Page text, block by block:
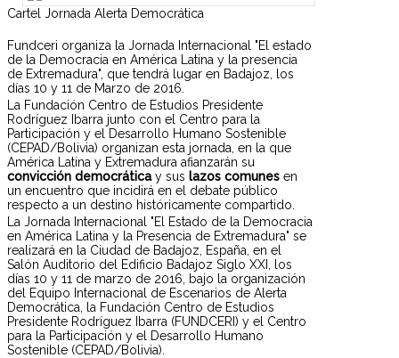
Cartel Jornada Alerta Democrática
Fundceri organiza la Jornada Internacional "El estado
de la Democracia en América Latina y la presencia
de Extremadura", que tendrá lugar en Badajoz, los
días 10 y 11 de Marzo de 2016.
La Fundación Centro de Estudios Presidente
Rodríguez Ibarra junto con el Centro para la
Participación y el Desarrollo Humano Sostenible
(CEPAD/Bolivia) organizan esta jornada, en la que
América Latina y Extremadura afianzarán su
convicción democráticay sus lazos comunes en
un encuentro que incidirá en el debate público
respecto a un destino históricamente compartido.
La Jornada Internacional "El Estado de la Democracia
en América Latina y la Presencia de Extremadura" se
realizará en la Ciudad de Badajoz, España, en el
Salón Auditorio del Edificio Badajoz Siglo XXI, los
días 10 y 11 de marzo de 2016, bajo la organización
del Equipo Internacional de Escenarios de Alerta
Democrática, la Fundación Centro de Estudios
Presidente Rodríguez Ibarra (FUNDCERI) y el Centro
para la Participación y el Desarrollo Humano
Sostenible (CEPAD/Bolivia).